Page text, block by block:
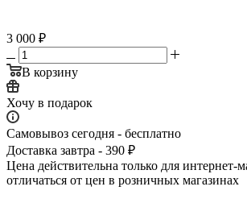
3 000 ₽
В корзину
Хочу в подарок
Самовывоз сегодня - бесплатно
Доставка завтра - 390 ₽
Цена действительна только для интернет-
отличаться от цен в розничных магазинах